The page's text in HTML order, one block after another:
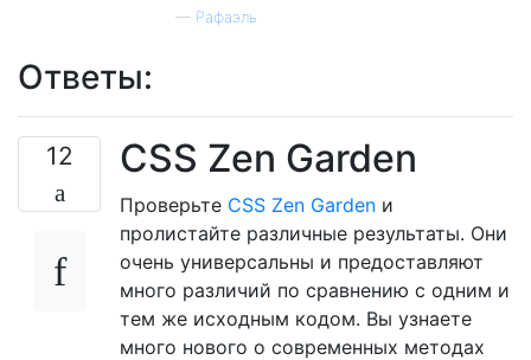
— Рафаэль
Ответы:
12 CSS Zen Garden
Проверьте CSS Zen Garden и
пролистайте различные результаты. Они
очень универсальны и предоставляют
много различий по сравнению с одним и
тем же исходным кодом. Вы узнаете
много нового о современных методах